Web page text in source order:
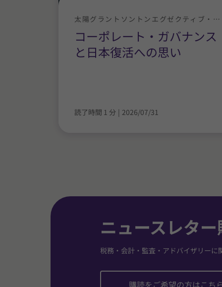
コーポレート・ガバナンス
と日本復活への思い
太陽グラントソントンエグゼクティブ・ニュース
読了時間 1 分 | 2026/07/31
ニュースレタ
税務・会計・監査・アドバイザリーに
購読をご希望の方はこち